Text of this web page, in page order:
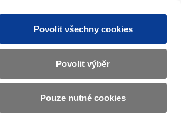
Povolit všechny cookies
Povolit výběr
Pouze nutné cookies
MAJETKOVÝ ÚČET
Kontakty